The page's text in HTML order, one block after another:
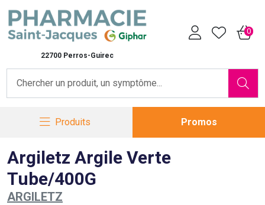
22700 Perros-Guirec
0
Produits Promos
Argiletz Argile Verte
Tube/400G
ARGILETZ